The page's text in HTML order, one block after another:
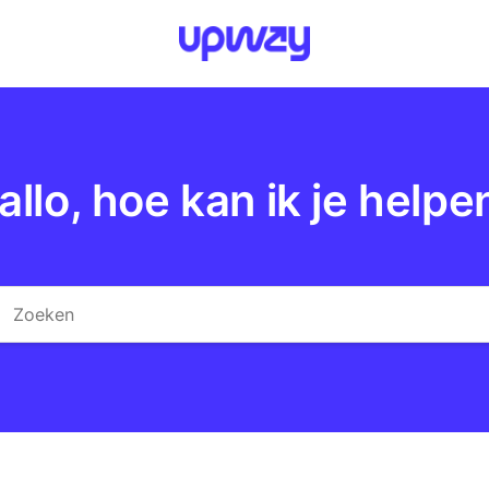
hoe kan ik je